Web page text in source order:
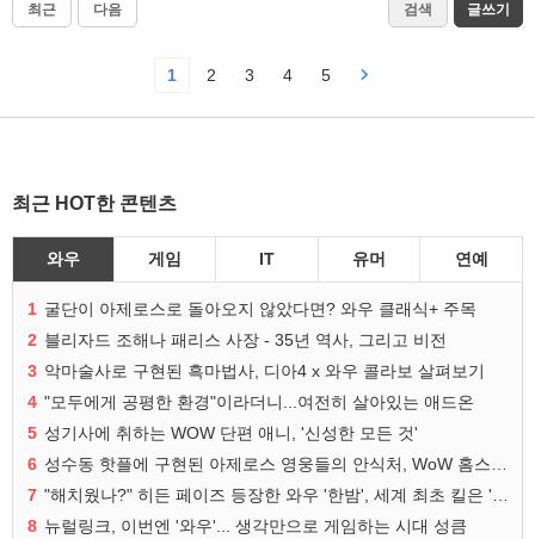
최근 다음 검색 글쓰기
1 2 3 4 5
최근 HOT한 콘텐츠
와우 게임 IT 유머 연예
1 굴단이 아제로스로 돌아오지 않았다면? 와우 클래식+ 주목
2 블리자드 조해나 패리스 사장 - 35년 역사, 그리고 비전
3 악마술사로 구현된 흑마법사, 디아4 x 와우 콜라보 살펴보기
4 "모두에게 공평한 환경"이라더니...여전히 살아있는 애드온
5 성기사에 취하는 WOW 단편 애니, '신성한 모든 것'
6
7
8 뉴럴링크, 이번엔 '와우'... 생각만으로 게임하는 시대 성큼